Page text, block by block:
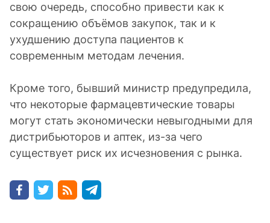
свою очередь, способно привести как к
сокращению объёмов закупок, так и к
ухудшению доступа пациентов к
современным методам лечения.
Кроме того, бывший министр предупредила,
что некоторые фармацевтические товары
могут стать экономически невыгодными для
дистрибьюторов и аптек, из-за чего
существует риск их исчезновения с рынка.